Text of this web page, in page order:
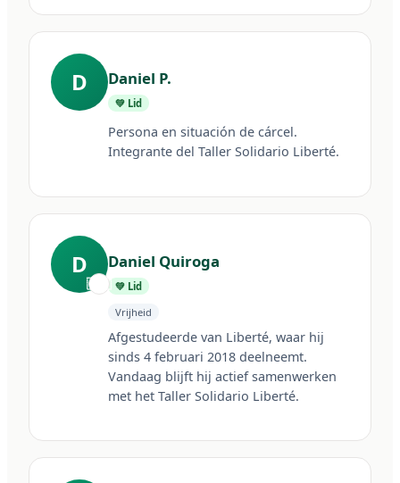
D Daniel P.
💚 Lid
Persona en situación de cárcel.
Integrante del Taller Solidario Liberté.
D
🇦🇷
Daniel Quiroga
💚 Lid
Vrijheid
Afgestudeerde van Liberté, waar hij
sinds 4 februari 2018 deelneemt.
Vandaag blijft hij actief samenwerken
met het Taller Solidario Liberté.